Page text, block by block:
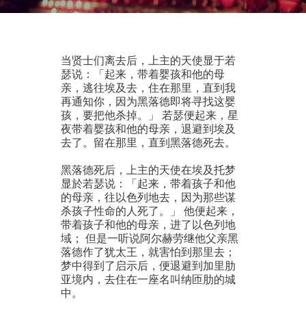
当贤士们离去后，上主的天使显于若
瑟说：「起来，带着婴孩和他的母
亲，逃往埃及去，住在那里，直到我
再通知你，因为黑落德即将寻找这婴
孩，要把他杀掉。」 若瑟便起来，星
夜带着婴孩和他的母亲，退避到埃及
去了。留在那里，直到黑落德死去。
黑落德死后，上主的天使在埃及托梦
显於若瑟说：「起来，带着孩子和他
的母亲，往以色列地去，因为那些谋
杀孩子性命的人死了。」 他便起来，
带着孩子和他的母亲，进了以色列地
域； 但是一听说阿尔赫劳继他父亲黑
落德作了犹太王，就害怕到那里去；
梦中得到了启示后，便退避到加里肋
亚境内，去住在一座名叫纳匝肋的城
中。